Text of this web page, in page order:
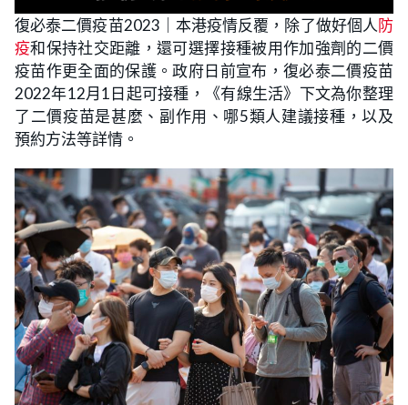
復必泰二價疫苗2023｜本港疫情反覆，除了做好個人防
疫和保持社交距離，還可選擇接種被用作加強劑的二價
疫苗作更全面的保護。政府日前宣布，復必泰二價疫苗
2022年12月1日起可接種，《有線生活》下文為你整理
了二價疫苗是甚麼、副作用、哪5類人建議接種，以及
預約方法等詳情。